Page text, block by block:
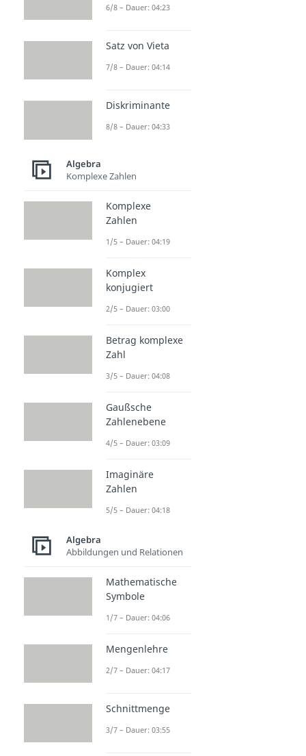
6/8 – Dauer: 04:23
Satz von Vieta
7/8 – Dauer: 04:14
Diskriminante
8/8 – Dauer: 04:33
Algebra
Komplexe Zahlen
Komplexe
Zahlen
1/5 – Dauer: 04:19
Komplex
konjugiert
2/5 – Dauer: 03:00
Betrag komplexe
Zahl
3/5 – Dauer: 04:08
Gaußsche
Zahlenebene
4/5 – Dauer: 03:09
Imaginäre
Zahlen
5/5 – Dauer: 04:18
Algebra
Abbildungen und Relationen
Mathematische
Symbole
1/7 – Dauer: 04:06
Mengenlehre
2/7 – Dauer: 04:17
Schnittmenge
3/7 – Dauer: 03:55